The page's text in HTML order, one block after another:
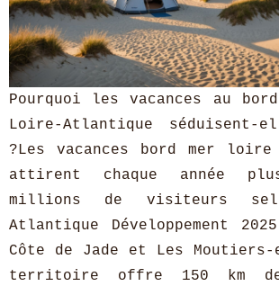
Pourquoi les vacances au
Loire-Atlantique séduisent-
?Les vacances bord mer
attirent chaque année
millions de visiteurs
Atlantique Développement
Côte de Jade et Les Moutiers-
territoire offre 150 km